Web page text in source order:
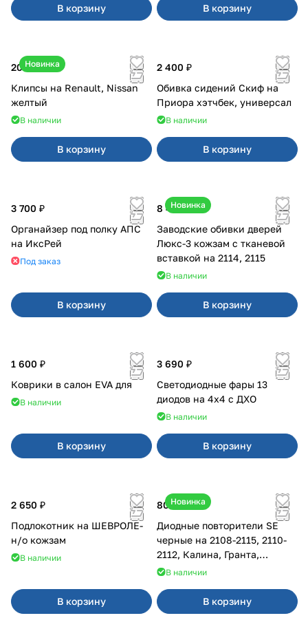
В корзину В корзину
Новинка
20 ₽
Клипсы на Renault, Nissan
желтый
В наличии
В корзину
2 400 ₽
Обивка сидений Скиф на
Приора хэтчбек, универсал
В наличии
В корзину
3 700 ₽
Органайзер под полку АПС
на ИксРей
Под заказ
В корзину
Новинка
8 450 ₽
Заводские обивки дверей
Люкс-3 кожзам с тканевой
вставкой на 2114, 2115
В наличии
В корзину
1 600 ₽
Коврики в салон EVA для
В наличии
В корзину
3 690 ₽
Светодиодные фары 13
диодов на 4x4 с ДХО
В наличии
В корзину
2 650 ₽
Подлокотник на ШЕВРОЛЕ-
н/о кожзам
В наличии
В корзину
Новинка
800 ₽
Диодные повторители SE
черные на 2108-2115, 2110-
2112, Калина, Гранта,
Приора
В наличии
В корзину